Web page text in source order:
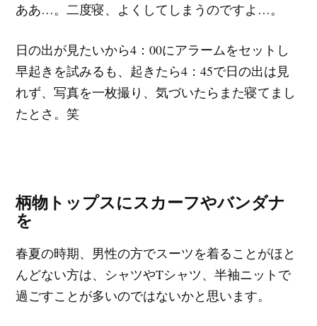
ああ…。二度寝、よくしてしまうのですよ…。
日の出が見たいから4：00にアラームをセットし
早起きを試みるも、起きたら4：45で日の出は見
れず、写真を一枚撮り、気づいたらまた寝てまし
たとさ。笑
柄物トップスにスカーフやバンダナ
を
春夏の時期、男性の方でスーツを着ることがほと
んどない方は、シャツやTシャツ、半袖ニットで
過ごすことが多いのではないかと思います。